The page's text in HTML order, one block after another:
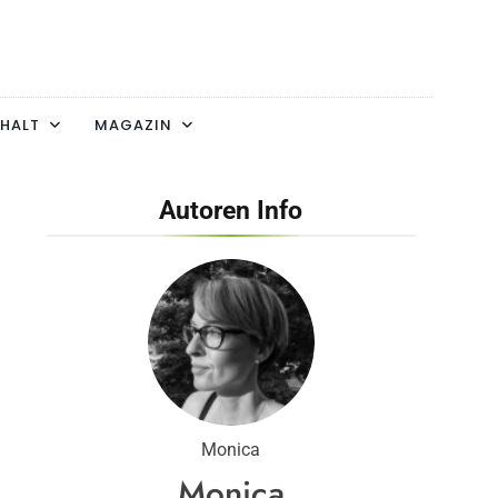
MAGAZIN
Autoren Info
Monica